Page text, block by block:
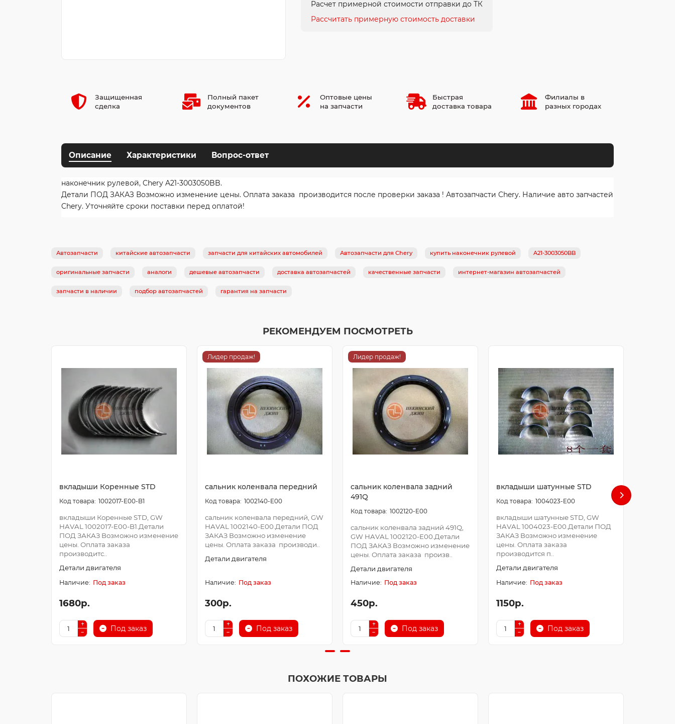
Расчет примерной стоимости отправки до ТК
Рассчитать примерную стоимость доставки
Защищенная
сделка
Полный пакет
документов
Оптовые цены
на запчасти
Быстрая
доставка товара
Филиалы в
разных городах
Описание Характеристики Вопрос-ответ
наконечник рулевой, Chery A21-3003050BB.
Детали ПОД ЗАКАЗ Возможно изменение цены. Оплата заказа производится после проверки заказа ! Автозапчасти Chery. Наличие авто запчастей
Chery. Уточняйте сроки поставки перед оплатой!
Автозапчасти китайские автозапчасти запчасти для китайских автомобилей Автозапчасти для Chery купить наконечник рулевой A21-3003050BB
оригинальные запчасти аналоги дешевые автозапчасти доставка автозапчастей качественные запчасти интернет-магазин автозапчастей
запчасти в наличии подбор автозапчастей гарантия на запчасти
РЕКОМЕНДУЕМ ПОСМОТРЕТЬ
вкладыши Коренные STD
1002017-E00-B1
вкладыши Коренные STD, GW
HAVAL 1002017-E00-B1.Детали
ПОД ЗАКАЗ Возможно изменение
цены. Оплата заказа
производитс..
Детали двигателя
Под заказ
1680р.
Под заказ
Лидер продаж!
сальник коленвала передний
1002140-E00
сальник коленвала передний, GW
HAVAL 1002140-E00.Детали ПОД
ЗАКАЗ Возможно изменение
цены. Оплата заказа производи..
Детали двигателя
Под заказ
300р.
Под заказ
Лидер продаж!
сальник коленвала задний
491Q
1002120-E00
сальник коленвала задний 491Q,
GW HAVAL 1002120-E00.Детали
ПОД ЗАКАЗ Возможно изменение
цены. Оплата заказа произв..
Детали двигателя
Под заказ
450р.
Под заказ
вкладыши шатунные STD
1004023-E00
вкладыши шатунные STD, GW
HAVAL 1004023-E00.Детали ПОД
ЗАКАЗ Возможно изменение
цены. Оплата заказа
производится п..
Детали двигателя
Под заказ
1150р.
Под заказ
ПОХОЖИЕ ТОВАРЫ